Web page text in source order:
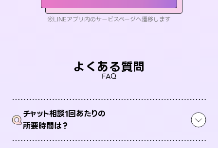
※LINEアプリ内のサービスページへ遷移します
よくある質問
FAQ
Qチャット相談1回あたりの
所要時間は？